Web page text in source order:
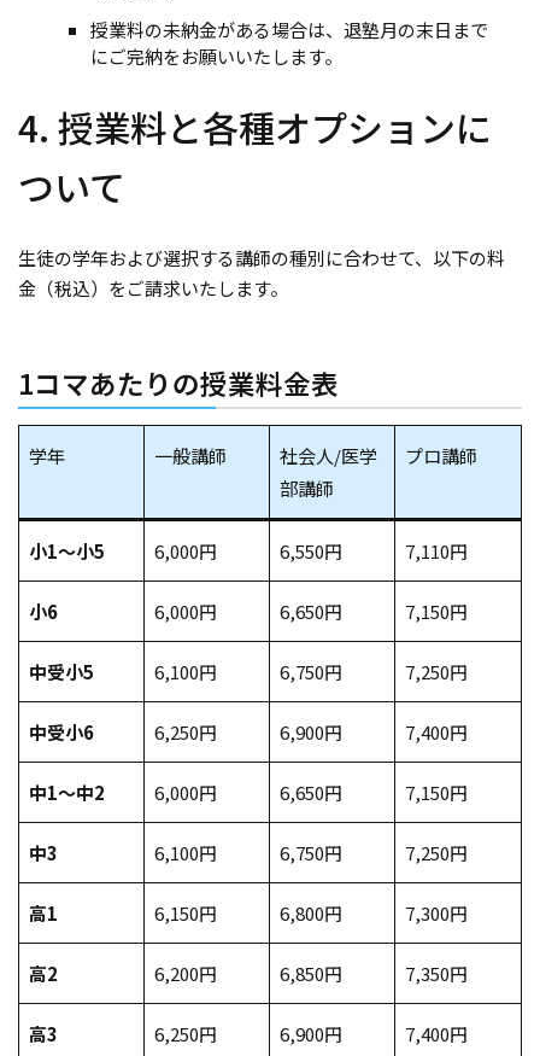
授業料の未納金がある場合は、退塾月の末日まで
にご完納をお願いいたします。
4. 授業料と各種オプションに
ついて
生徒の学年および選択する講師の種別に合わせて、以下の料
金（税込）をご請求いたします。
1コマあたりの授業料金表
学年 一般講師
社会人/医学
部講師
プロ講師
小1〜小5 6,000円 6,550円 7,110円
小6 6,000円 6,650円 7,150円
中受小5 6,100円 6,750円 7,250円
中受小6 6,250円 6,900円 7,400円
中1〜中2 6,000円 6,650円 7,150円
中3 6,100円 6,750円 7,250円
高1 6,150円 6,800円 7,300円
高2 6,200円 6,850円 7,350円
高3 6,250円 6,900円 7,400円